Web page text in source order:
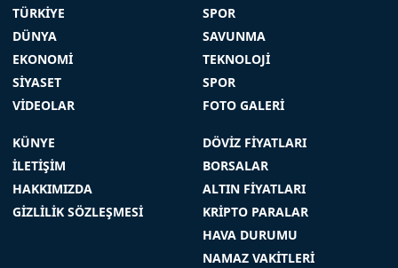
TÜRKİYE
DÜNYA
EKONOMİ
SİYASET
VİDEOLAR
SPOR
SAVUNMA
TEKNOLOJİ
SPOR
FOTO GALERİ
KÜNYE
İLETİŞİM
HAKKIMIZDA
GİZLİLİK SÖZLEŞMESİ
DÖVİZ FİYATLARI
BORSALAR
ALTIN FİYATLARI
KRİPTO PARALAR
HAVA DURUMU
NAMAZ VAKİTLERİ